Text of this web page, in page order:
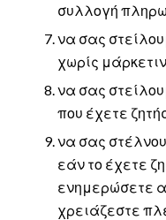
συλλογή
να σας
χωρίς
να σας
που έχετε
να σας
εάν το έχετε
ενημερώσετε
χρειάζεστε